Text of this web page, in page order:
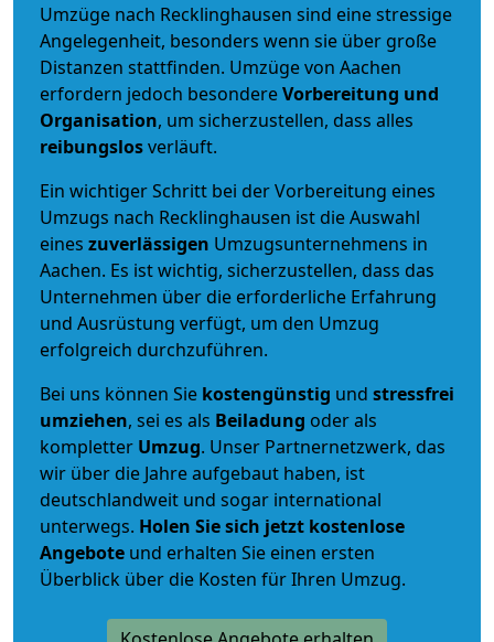
Umzüge nach Recklinghausen sind eine stressige
Angelegenheit, besonders wenn sie über große
Distanzen stattfinden. Umzüge von Aachen
erfordern jedoch besondereVorbereitung und
Organisation, um sicherzustellen, dass alles
reibungslosverläuft.
Ein wichtiger Schritt bei der Vorbereitung eines
Umzugs nach Recklinghausen ist die Auswahl
eines zuverlässigen Umzugsunternehmens in
Aachen. Es ist wichtig, sicherzustellen, dass das
Unternehmen über die erforderliche Erfahrung
und Ausrüstung verfügt, um den Umzug
erfolgreich durchzuführen.
Bei uns können Sie kostengünstig und stressfrei
umziehen, sei es als Beiladung oder als
kompletter Umzug. Unser Partnernetzwerk, das
wir über die Jahre aufgebaut haben, ist
deutschlandweit und sogar international
unterwegs. Holen Sie sich jetzt kostenlose
Angebote und erhalten Sie einen ersten
Überblick über die Kosten für Ihren Umzug.